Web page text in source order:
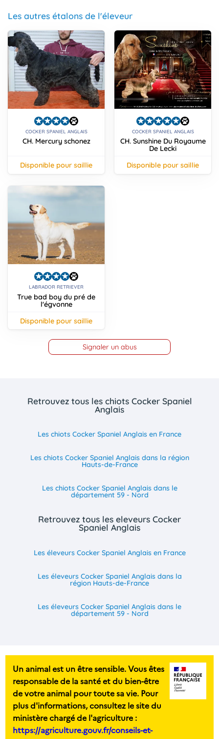
Les autres étalons de l'éleveur
COCKER SPANIEL ANGLAIS
CH. Mercury schonez
disponible pour saillie
COCKER SPANIEL ANGLAIS
CH. Sunshine Du Royaume
De Lecki
disponible pour saillie
LABRADOR RETRIEVER
True bad boy du pré de
l'égvonne
disponible pour saillie
Signaler un abus
Retrouvez tous les chiots Cocker Spaniel
Anglais
Les chiots Cocker Spaniel Anglais en France
Les chiots Cocker Spaniel Anglais dans la région
Hauts-de-France
Les chiots Cocker Spaniel Anglais dans le
département 59 - Nord
Retrouvez tous les eleveurs Cocker
Spaniel Anglais
Les éleveurs Cocker Spaniel Anglais en France
Les éleveurs Cocker Spaniel Anglais dans la
région Hauts-de-France
Les éleveurs Cocker Spaniel Anglais dans le
département 59 - Nord
Un animal est un être sensible. Vous êtes
responsable de la santé et du bien-être
de votre animal pour toute sa vie. Pour
plus d'informations, consultez le site du
ministère chargé de l'agriculture :
https://agriculture.gouv.fr/conseils-et-